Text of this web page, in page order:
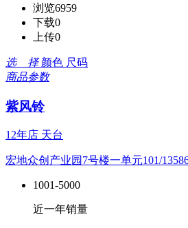
浏览6959
下载0
上传0
选 择 颜色 尺码
商品参数
紫风铃
12年店 天台
宏地众创产业园7号楼一单元101/
1001-5000
近一年销量